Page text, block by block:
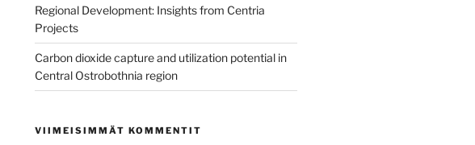
Regional Development: Insights from Centria
Projects
Carbon dioxide capture and utilization potential in
Central Ostrobothnia region
VIIMEISIMMÄT KOMMENTIT